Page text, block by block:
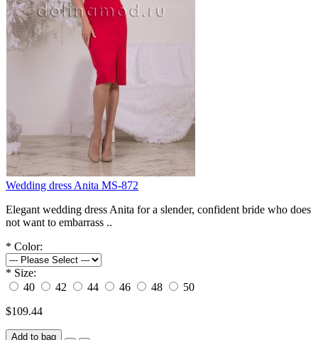
Wedding dress Anita MS-872
Elegant wedding dress Anita for a slender, confident bride who does
not want to embarrass ..
* Color:
* Size:
40
42 44 46 48
50
$109.44
Add to bag